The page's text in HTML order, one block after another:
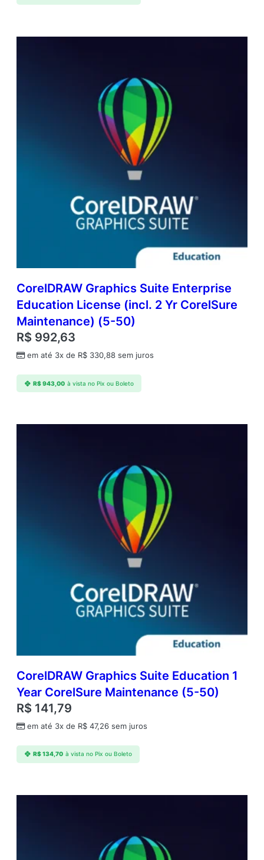
CorelDRAW Graphics Suite Enterprise
Education License (incl. 2 Yr CorelSure
Maintenance) (5-50)
R$ 992,63
em até 3x de R$ 330,88 sem juros
R$943,00 à vista no Pix ou Boleto
CorelDRAW Graphics Suite Education 1
Year CorelSure Maintenance (5-50)
R$ 141,79
em até 3x de R$ 47,26 sem juros
R$134,70 à vista no Pix ou Boleto